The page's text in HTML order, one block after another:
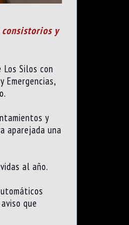
y
Silos con
Emergencias,
y
aparejada una
al año.
que